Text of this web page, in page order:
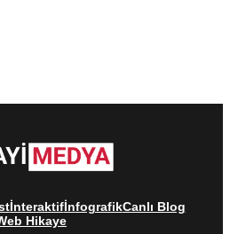
İnteraktifİnfografikCanlı Blog
Hikaye